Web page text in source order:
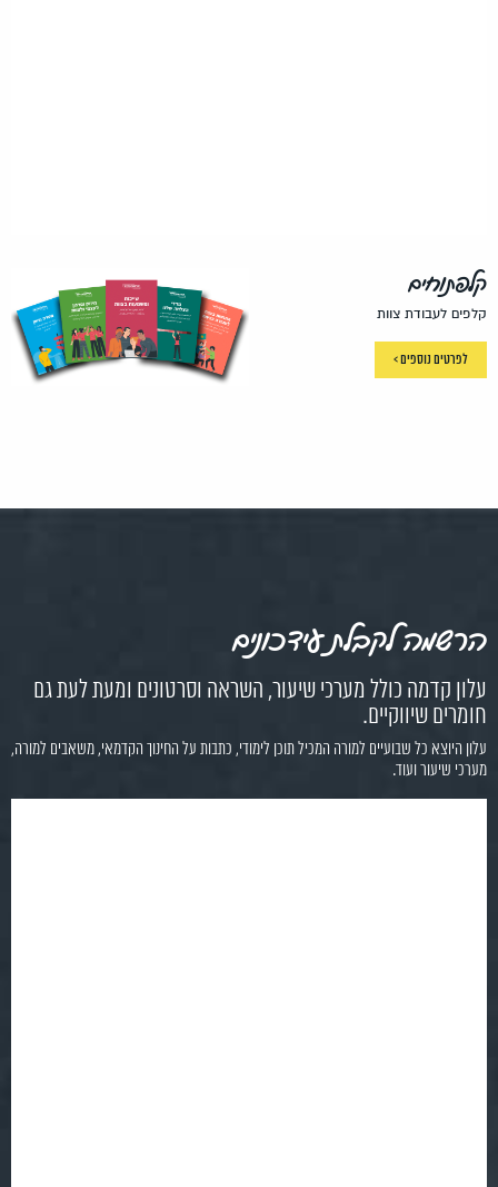
קלפתוחים
קלפים לעבודת צוות
לפרטים נוספים >
הרשמה לקבלת עידכונים
עלון קדמה כולל מערכי שיעור, השראה וסרטונים ומעת לעת גם
חומרים שיווקיים.
עלון היוצא כל שבועיים למורה המכיל תוכן לימודי, כתבות על החינוך הקדמאי, משאבים למורה,
מערכי שיעור ועוד.